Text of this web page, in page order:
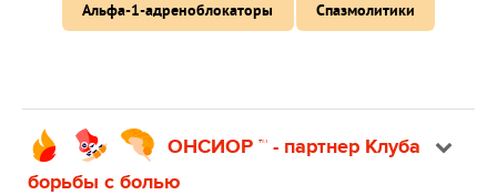
Альфа-1-адреноблокаторы Спазмолитики
ОНСИОР ™ - партнер Клуба
борьбы с болью